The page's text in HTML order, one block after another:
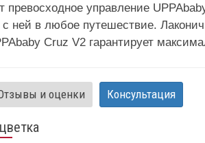
управление
ней в любое путешествие.
Cruz V2 гарантирует
и оценки Консультация